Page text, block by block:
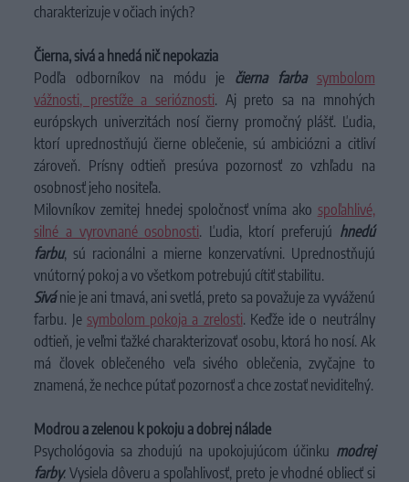
charakterizuje v očiach iných?
Čierna, sivá a hnedá nič nepokazia
Podľa odborníkov na módu je čierna farba symbolom
vážnosti, prestíže a serióznosti. Aj preto sa na mnohých
európskych univerzitách nosí čierny promočný plášť. Ľudia,
ktorí uprednostňujú čierne oblečenie, sú ambiciózni a citliví
zároveň. Prísny odtieň presúva pozornosť zo vzhľadu na
osobnosť jeho nositeľa.
Milovníkov zemitej hnedej spoločnosť vníma ako spoľahlivé,
silné a vyrovnané osobnosti. Ľudia, ktorí preferujú hnedú
farbu, sú racionálni a mierne konzervatívni. Uprednostňujú
vnútorný pokoj a vo všetkom potrebujú cítiť stabilitu.
Sivánie je ani tmavá, ani svetlá, preto sa považuje za vyváženú
farbu. Je symbolom pokoja a zrelosti. Keďže ide o neutrálny
odtieň, je veľmi ťažké charakterizovať osobu, ktorá ho nosí. Ak
má človek oblečeného veľa sivého oblečenia, zvyčajne to
znamená, že nechce pútať pozornosť a chce zostať neviditeľný.
Modrou a zelenou k pokoju a dobrej nálade
Psychológovia sa zhodujú na upokojujúcom účinku modrej
farby. Vysiela dôveru a spoľahlivosť, preto je vhodné obliecť si